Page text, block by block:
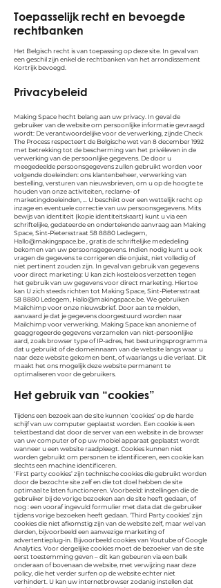
Toepasselijk recht en bevoegde
rechtbanken
Het Belgisch recht is van toepassing op deze site. In geval van
een geschil zijn enkel de rechtbanken van het arrondissement
Kortrijk bevoegd.
Privacybeleid
Making Space hecht belang aan uw privacy. In geval de
gebruiker van de website om persoonlijke informatie gevraagd
wordt: De verantwoordelijke voor de verwerking, zijnde Check
The Process respecteert de Belgische wet van 8 december 1992
met betrekking tot de bescherming van het privéleven in de
verwerking van de persoonlijke gegevens. De door u
meegedeelde persoonsgegevens zullen gebruikt worden voor
volgende doeleinden: ons klantenbeheer, verwerking van
bestelling, versturen van nieuwsbrieven, om u op de hoogte te
houden van onze activiteiten, reclame- of
marketingdoeleinden, … U beschikt over een wettelijk recht op
inzage en eventuele correctie van uw persoonsgegevens. Mits
bewijs van identiteit (kopie identiteitskaart) kunt u via een
schriftelijke, gedateerde en ondertekende aanvraag aan Making
Space, Sint-Pietersstraat 58 8880 Ledegem,
Hallo@makingspace.be , gratis de schriftelijke mededeling
bekomen van uw persoonsgegevens. Indien nodig kunt u ook
vragen de gegevens te corrigeren die onjuist, niet volledig of
niet pertinent zouden zijn. In geval van gebruik van gegevens
voor direct marketing: U kan zich kosteloos verzetten tegen
het gebruik van uw gegevens voor direct marketing. Hiertoe
kan U zich steeds richten tot Making Space, Sint-Pietersstraat
58 8880 Ledegem, Hallo@makingspace.be . We gebruiken
Mailchimp voor onze nieuwsbrief. Door aan te melden,
aanvaard je dat je gegevens doorgestuurd worden naar
Mailchimp voor verwerking. Making Space kan anonieme of
geaggregeerde gegevens verzamelen van niet-persoonlijke
aard, zoals browser type of IP-adres, het besturingsprogramma
dat u gebruikt of de domeinnaam van de website langs waar u
naar deze website gekomen bent, of waarlangs u die verlaat. Dit
maakt het ons mogelijk deze website permanent te
optimaliseren voor de gebruikers.
Het gebruik van “cookies”
Tijdens een bezoek aan de site kunnen ‘cookies’ op de harde
schijf van uw computer geplaatst worden. Een cookie is een
tekstbestand dat door de server van een website in de browser
van uw computer of op uw mobiel apparaat geplaatst wordt
wanneer u een website raadpleegt. Cookies kunnen niet
worden gebruikt om personen te identificeren, een cookie kan
slechts een machine identificeren.
‘First party cookies’ zijn technische cookies die gebruikt worden
door de bezochte site zelf en die tot doel hebben de site
optimaal te laten functioneren. Voorbeeld: instellingen die de
gebruiker bij de vorige bezoeken aan de site heeft gedaan, of
nog : een vooraf ingevuld formulier met data dat de gebruiker
tijdens vorige bezoeken heeft gedaan. ‘Third Party cookies’ zijn
cookies die niet afkomstig zijn van de website zelf, maar wel van
derden, bijvoorbeeld een aanwezige marketing of
advertentieplug-in. Bijvoorbeeld cookies van Youtube of Google
Analytics. Voor dergelijke cookies moet de bezoeker van de site
eerst toestemming geven – dit kan gebeuren via een balk
onderaan of bovenaan de website, met verwijzing naar deze
policy, die het verder surfen op de website echter niet
verhindert. U kan uw internetbrowser zodanig instellen dat